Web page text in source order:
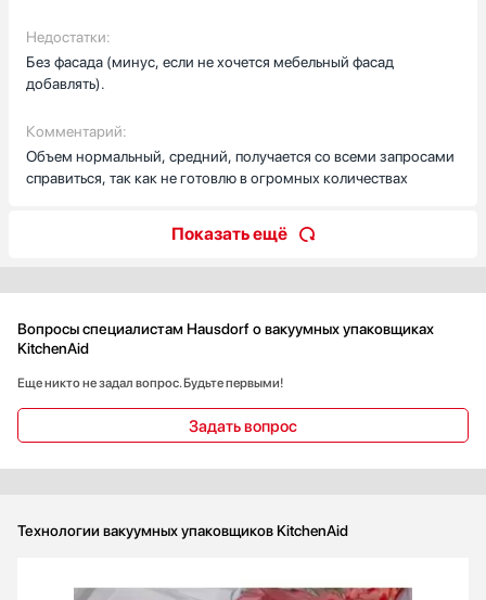
Недостатки:
Без фасада (минус, если не хочется мебельный фасад
добавлять).
Комментарий:
Объем нормальный, средний, получается со всеми запросами
справиться, так как не готовлю в огромных количествах
Показать ещё
Вопросы специалистам Hausdorf о вакуумных упаковщиках
KitchenAid
Еще никто не задал вопрос. Будьте первыми!
Задать вопрос
Технологии вакуумных упаковщиков KitchenAid